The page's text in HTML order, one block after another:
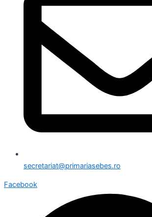
secretariat@primariasebes.ro
Facebook